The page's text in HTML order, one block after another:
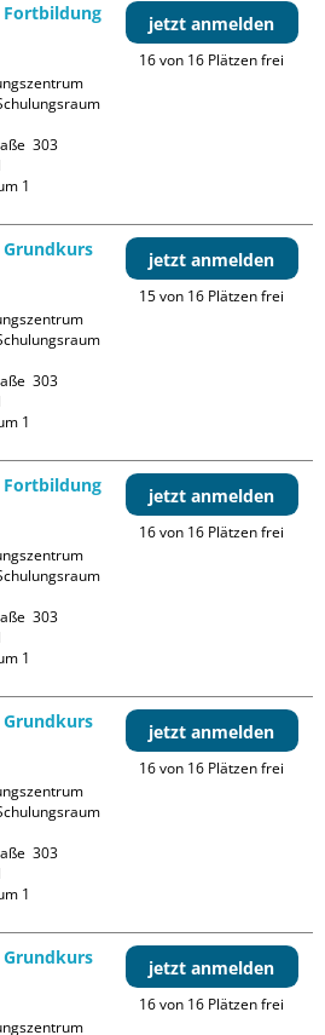
Fortbildung
303
1
jetzt anmelden
16 von 16 Plätzen frei
Grundkurs
303
1
jetzt anmelden
15 von 16 Plätzen frei
Fortbildung
303
1
jetzt anmelden
16 von 16 Plätzen frei
Grundkurs
303
1
jetzt anmelden
16 von 16 Plätzen frei
Grundkurs
jetzt anmelden
16 von 16 Plätzen frei